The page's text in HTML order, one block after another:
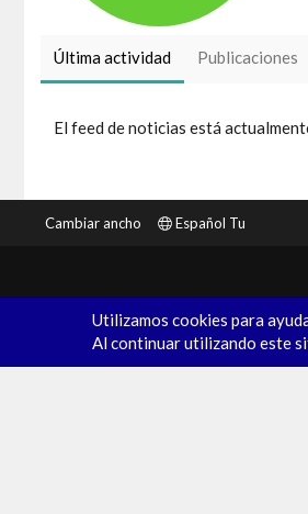
Última actividad Publicaciones
El feed de noticias está
Cambiar ancho Español Tu
Utilizamos cookies para
Al continuar utilizando este